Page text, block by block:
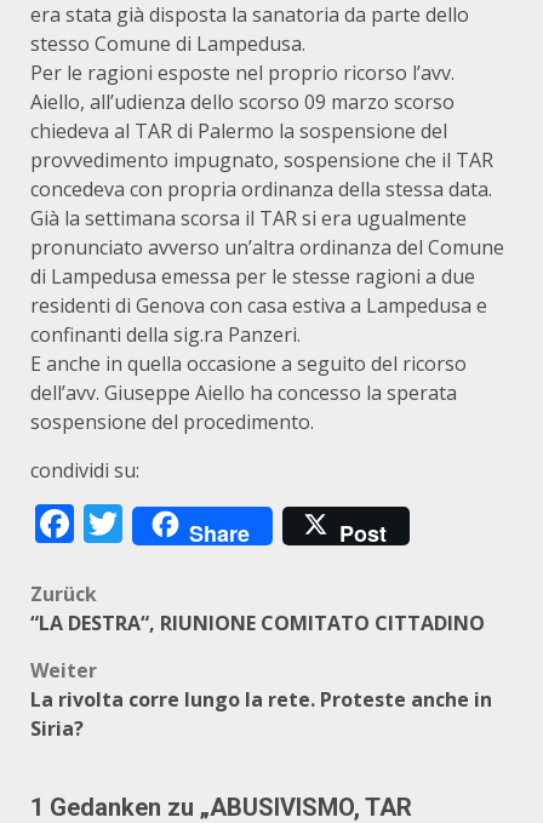
era stata già disposta la sanatoria da parte dello
stesso Comune di Lampedusa.
Per le ragioni esposte nel proprio ricorso l’avv.
Aiello, all’udienza dello scorso 09 marzo scorso
chiedeva al TAR di Palermo la sospensione del
provvedimento impugnato, sospensione che il TAR
concedeva con propria ordinanza della stessa data.
Già la settimana scorsa il TAR si era ugualmente
pronunciato avverso un’altra ordinanza del Comune
di Lampedusa emessa per le stesse ragioni a due
residenti di Genova con casa estiva a Lampedusa e
confinanti della sig.ra Panzeri.
E anche in quella occasione a seguito del ricorso
dell’avv. Giuseppe Aiello ha concesso la sperata
sospensione del procedimento.
condividi su:
Facebook
Twitter
Share Post
Beitragsnavigation
Zurück
“LA DESTRA“, RIUNIONE COMITATO CITTADINO
Weiter
La rivolta corre lungo la rete. Proteste anche in
Siria?
1 Gedanken zu „ABUSIVISMO, TAR